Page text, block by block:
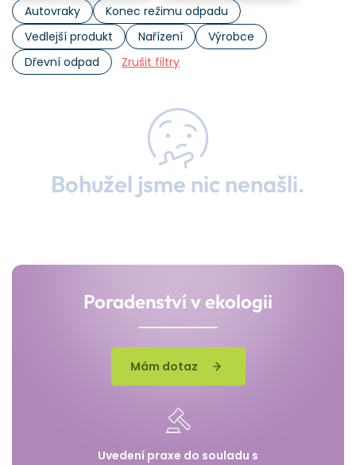
Autovraky
Konec režimu odpadu
Vedlejší produkt
Nařízení
Výrobce
Dřevní odpad
Zrušit filtry
Bohužel jsme nic nenašli.
Poradenství v ekologii
Mám dotaz
Uvedení praxe do souladu s